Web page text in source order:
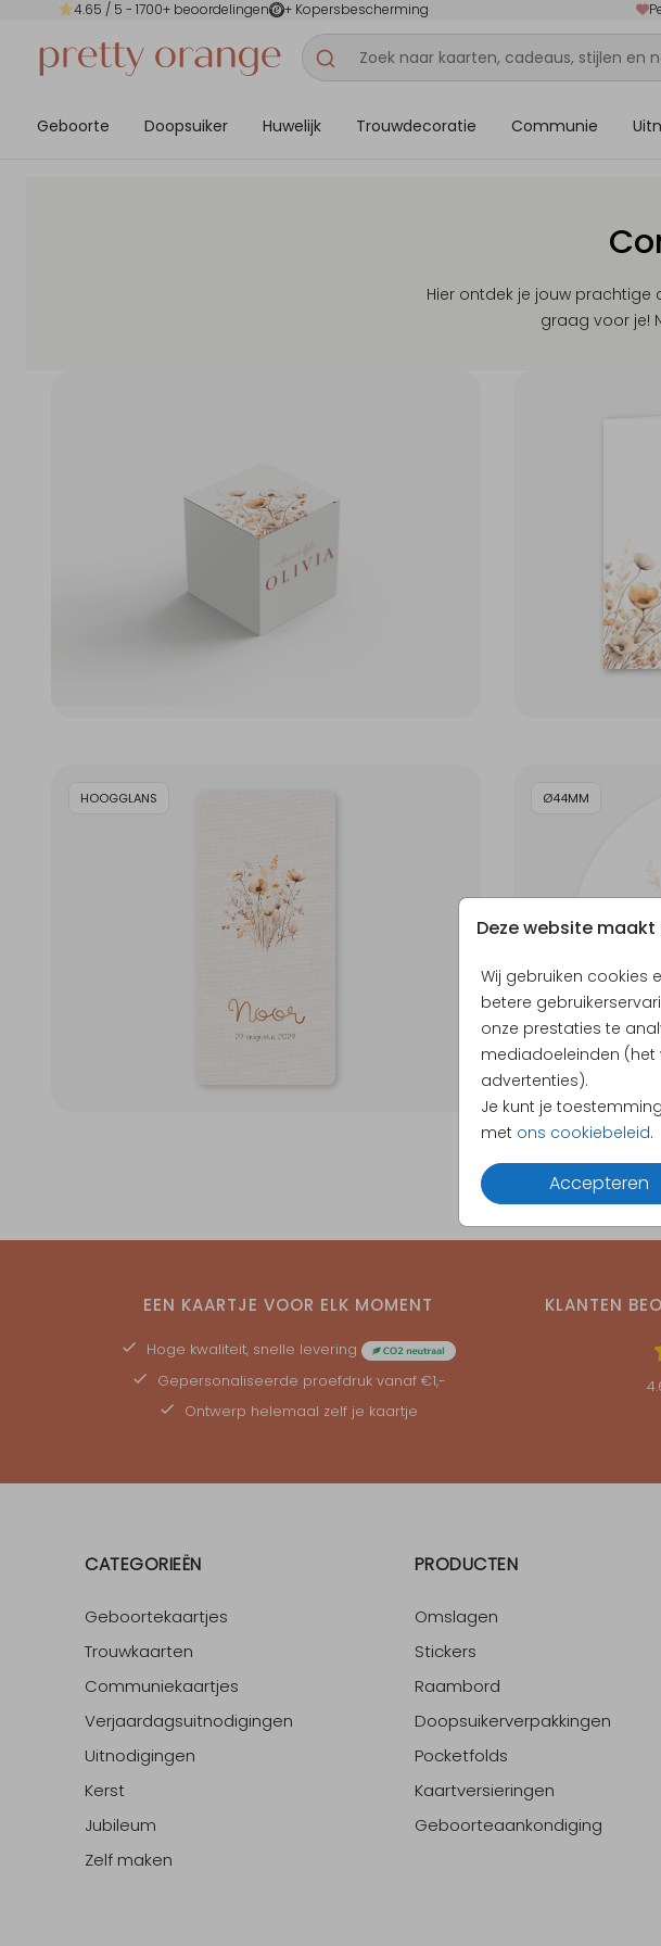
4.65 / 5 - 1700+ beoordelingen + Kopersbescherming
Geboorte Doopsuiker Huwelijk Trouwdecoratie Communie
Deze website
Wij gebruiken cookies
betere
onze prestaties te
mediadoeleinden (het
advertenties).
Je kunt je
met ons cookiebeleid.
Accepteren
Hier ontdek je jouw prachtige
graag voor je!
HOOGGLANS Ø44MM
EEN KAARTJE VOOR ELK MOMENT
Hoge kwaliteit, snelle levering
Gepersonaliseerde proefdrukvanaf €1,-
Ontwerp helemaal zelf je kaartje
KLANTEN
CATEGORIEËN
Geboortekaartjes
Trouwkaarten
Communiekaartjes
Verjaardagsuitnodigingen
Uitnodigingen
Kerst
Jubileum
Zelf maken
PRODUCTEN
Omslagen
Stickers
Raambord
Doopsuikerverpakkingen
Pocketfolds
Kaartversieringen
Geboorteaankondiging